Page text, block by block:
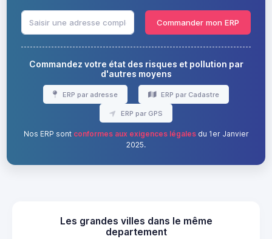
Commander mon ERP
Commandez votre état des risques et pollution par
d'autres moyens
ERP par adresse ERP par Cadastre
ERP par GPS
Nos ERP sont conformes aux exigences légalesdu 1er Janvier
2025.
Les grandes villes dans le même
departement